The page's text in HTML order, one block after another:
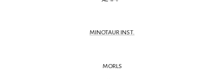
MINOTAUR INST.
MORLS